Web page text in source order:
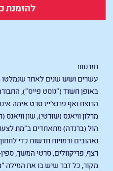
להזמנת
חזרנווו!
עשרים ושש שנים לאחר
באופן חשוד ("גוסט פייס"),
הרוצח ואף פרנצ'ייז סרט אימה
מרלון וויאנס (שורטי), שון וויאנס
הול (ברנדה) מתאחדים ב"מת
ואהובים ודמויות חדשות כדי
רצף, פריקוולים, סרטי המשך,
מקור, כל דבר שיש בו את המילה